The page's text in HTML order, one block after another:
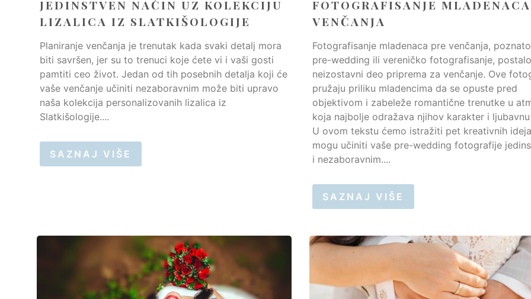
JEDINSTVEN NAČIN UZ KOLEKCIJU
LIZALICA IZ SLATKIŠOLOGIJE
Planiranje venčanja je trenutak kada svaki detalj mora
biti savršen, jer su to trenuci koje ćete vi i vaši gosti
pamtiti ceo život. Jedan od tih posebnih detalja koji će
vaše venčanje učiniti nezaboravnim može biti upravo
naša kolekcija personalizovanih lizalica iz
Slatkišologije....
SAZNAJ VIŠE
FOTOGRAFISANJE
VENČANJA
Fotografisanje mladenaca pre venčanja,
pre-wedding ili vereničko fotografisanje,
neizostavni deo priprema za venčanje. Ove
pružaju priliku mladencima da se opuste pred
objektivom i zabeleže romantične trenutke u
koja najbolje odražava njihov karakter i
U ovom tekstu ćemo istražiti pet kreativnih
mogu učiniti vaše pre-wedding fotografije
i nezaboravnim....
SAZNAJ VIŠE